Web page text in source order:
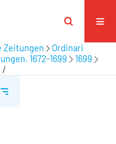
Zeitungen
Ordinari
1672-1699
1699
/